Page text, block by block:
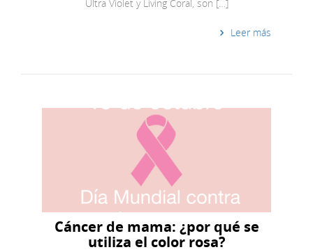
Ultra Violet y Living Coral, son […]
Leer más
Cáncer de mama: ¿por qué se
utiliza el color rosa?